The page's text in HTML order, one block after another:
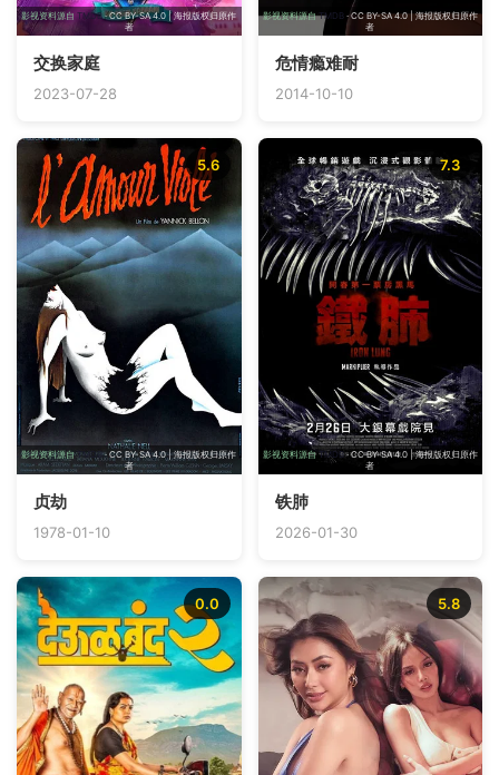
影视资料源自TMDB · CC BY-SA 4.0 | 海报版权归原作
者
交换家庭
2023-07-28
影视资料源自TMDB· CC BY-SA 4.0 | 海报版权归原作
者
危情瘾难耐
2014-10-10
影视资料源自TMDB· CC BY-SA 4.0 | 海报版权归原作
者
5.6
贞劫
1978-01-10
影视资料源自 TMDB· CC BY-SA 4.0 | 海报版权归原作
者
7.3
铁肺
2026-01-30
0.0 5.8